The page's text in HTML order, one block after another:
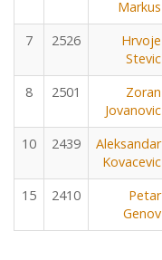
Markus
7 2526
Hrvoje
Stevic
8 2501
Zoran
Jovanovic
10 2439
Aleksandar
Kovacevic
15 2410
Petar
Genov